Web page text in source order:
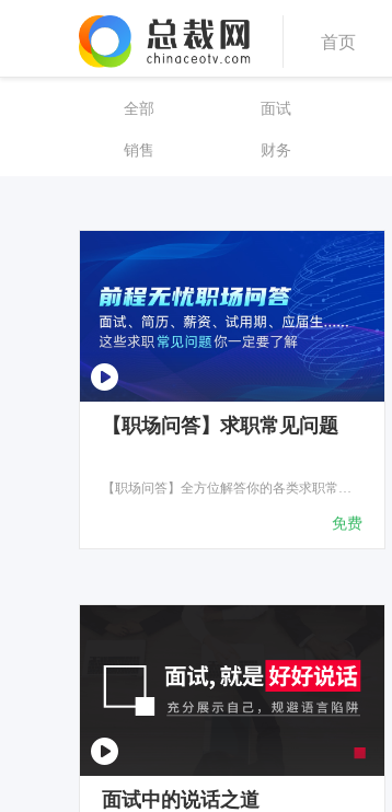
首页
全部 面试
销售 财务
【职场问答】求职常见问题
【职场问答】全方位解答你的各类求职常见问题。
免费
面试中的说话之道